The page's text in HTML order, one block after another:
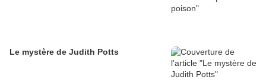
Le mystère de Judith Potts